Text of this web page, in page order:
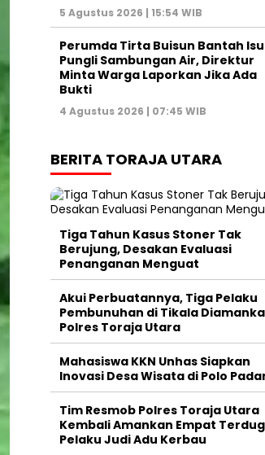
5 Agustus 2026 | 15:54 WIB
Perumda Tirta Buisun Bantah Isu
Pungli Sambungan Air, Direktur
Minta Warga Laporkan Jika Ada
Bukti
4 Agustus 2026 | 07:45 WIB
BERITA TORAJA UTARA
Tiga Tahun Kasus Stoner Tak
Berujung, Desakan Evaluasi
Penanganan Menguat
Akui Perbuatannya, Tiga Pelaku
Pembunuhan di Tikala
Polres Toraja Utara
Mahasiswa KKN Unhas Siapkan
Inovasi Desa Wisata di Polo
Tim Resmob Polres Toraja Utara
Kembali Amankan Empat
Pelaku Judi Adu Kerbau